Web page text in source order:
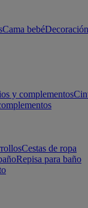
Cama bebé
y complementos
Cestas de ropa
Repisa para baño